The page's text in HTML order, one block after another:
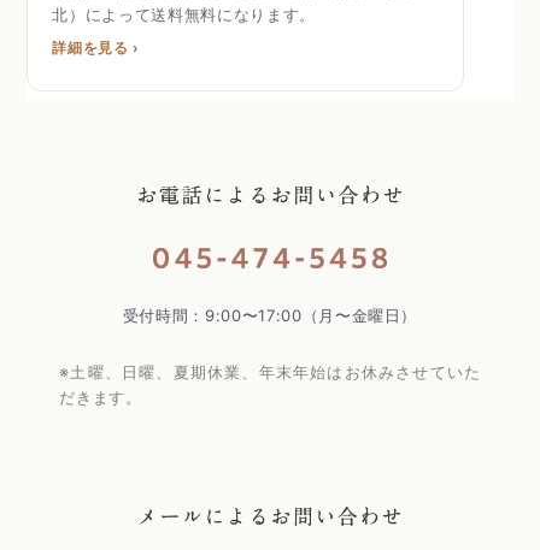
北）によって送料無料になります。
詳細を見る ›
受付時間：9:00〜17:00（月〜金曜日）
※土曜、日曜、夏期休業、年末年始はお休みさせていた
だきます。